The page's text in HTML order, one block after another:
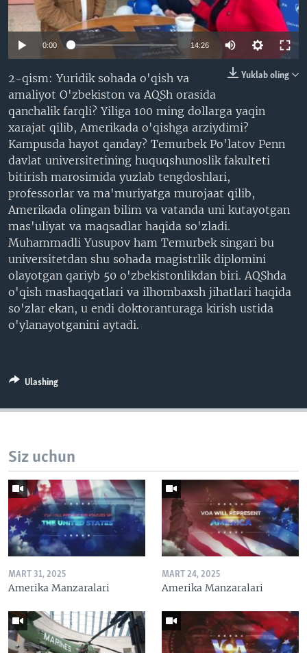
VIDEO
XABARLAR SURATLARDA
ODNOKLASSNIKI
TWITTER
SOUNDCLOUD
VOA
0:00 14:26
Yuklab oling
2-qism: Yuridik sohada o'qish va
amaliyot O'zbekiston va AQSh orasida
qanchalik farqli? Yiliga 100 ming dollarga yaqin
xarajat qilib, Amerikada o'qishga arziydimi?
Kampusda hayot qanday? Temurbek Po'latov Penn
davlat universitetining huquqshunoslik fakulteti
bitirish marosimida yuzlab tengdoshlari,
professorlar va ma'muriyatga murojaat qilib,
Amerikada olingan bilim va vatanda uni kutayotgan
mas'uliyat va maqsadlar haqida so'zladi.
Muhammadli Yusupov ham Temurbek singari bu
universitetdan shu sohada magistrlik diplomini
olayotgan qariyb 50 o'zbekistonlikdan biri. AQShda
o'qish mashaqqatlari va ilhombaxsh jihatlari haqida
so'zlar ekan, u endi doktoranturaga kirish ustida
o'ylanayotganini aytadi.
Ulashing
Siz uchun
MART 31, 2025
Amerika Manzaralari
MART 24, 2025
Amerika Manzaralari